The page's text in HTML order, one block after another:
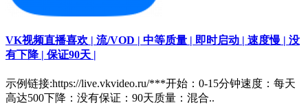
VK视频直播喜欢 | 流/VOD | 中等质量 | 即时启动 | 速度慢 | 没
有下降 | 保证90天 |
示例链接:https://live.vkvideo.ru/***开始：0-15分钟速度：每天
高达500下降：没有保证：90天质量：混合..